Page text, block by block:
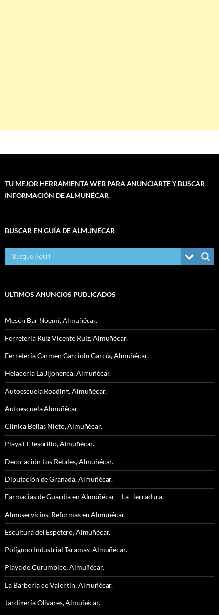
TU MEJOR HERRAMIENTA WEB PARA ANUNCIARTE Y BUSCAR
INFORMACIÓN DE ALMUÑÉCAR.
BUSCAR EN GUÍA DE ALMUÑÉCAR
ULTIMOS ANUNCIOS PUBLICADOS
Mesón Bar Noemí, Almuñécar.
Ferretería Ruiz Vicente Ruiz, Almuñécar.
Ferretería Carmen Garciolo García, Almuñécar.
Heladería La Jijonenca, Almuñécar.
Autoescuela Roading, Almuñécar.
Autoescuela Almuñécar.
Clínica Bellas Nieto, Almuñécar.
Playa El Tesorillo, Almuñécar.
Decoración Los Retales, Almuñécar.
Diputación de Granada, Almuñécar.
Farmacias de Guardia en Almuñécar – La Herradura.
Almuservicios, Reformas en Almuñécar.
Escultura del Espetero, Almuñécar.
Polígono Industrial Taramay, Almuñécar.
Playa de Curumbico, Almuñécar.
La Barbería de Valentín, Almuñécar.
Jardinería Olivares, Almuñécar.